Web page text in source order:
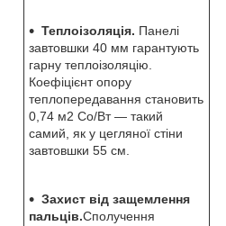
Теплоізоляція. Панелі
завтовшки 40 мм гарантують
гарну теплоізоляцію.
Коефіцієнт опору
теплопередавання становить
0,74 м2 Со/Вт — такий
самий, як у цегляної стіни
завтовшки 55 см.
Захист від защемлення
пальців.Сполучення